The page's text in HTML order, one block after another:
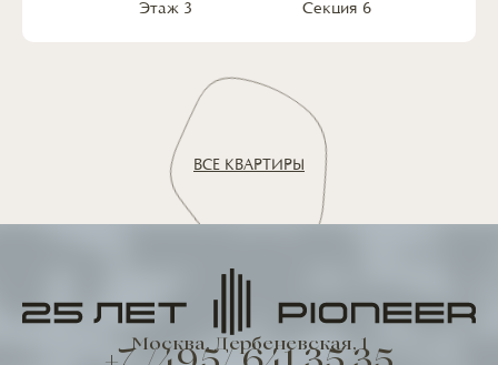
Этаж 3 Секция 6
ВСЕ КВАРТИРЫ
Москва, Дербеневская, 1